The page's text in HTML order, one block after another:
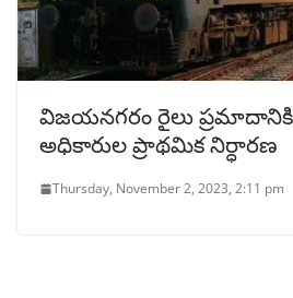
విజయనగరం రైలు
అధికారుల ప్రాథమిక నిర్ధారణ
Thursday, November 2, 2023, 2:11 pm